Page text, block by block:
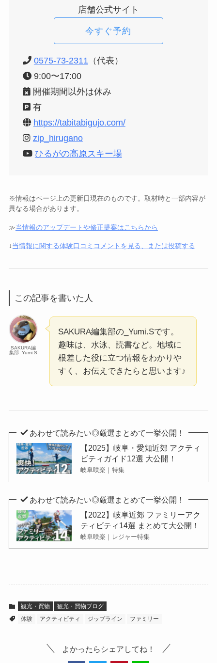
店舗公式サイト
今すぐ予約
0575-73-2311 （代表）
9:00〜17:00
開催期間以外は休み
有
https://tabitabigujo.com/
zip_hirugano
ひるがの高原スキー場
※情報はページ上の更新日現在のものです。取材時と一部内容が
異なる場合があります。
≫当情報のアップデートや修正提案はこちらから
↓当情報に関する体験口コミコメントを見る、または投稿する
この記事を書いた人
SAKURA編
集部_Yumi.S
SAKURA編集部の_Yumi.Sです。
趣味は、水泳、読書など。地域に
根差した役に立つ情報をわかりや
すく、お伝えできたらと思います♪
あわせて読みたい◎厳選まとめて一挙公開！
【2025】岐阜・愛知近郊 アクティ
ビティガイド12選 大公開！
岐阜咲楽｜特集
あわせて読みたい◎厳選まとめて一挙公開！
【2022】岐阜近郊 ファミリーアク
ティビティ14選 まとめて大公開！
岐阜咲楽｜レジャー特集
観光・買物
観光・買物ブログ
体験
アクティビティ ジップライン ファミリー
よかったらシェアしてね！